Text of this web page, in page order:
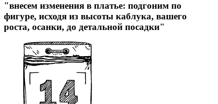
"внесем изменения в платье: подгоним по
фигуре, исходя из высоты каблука, вашего
роста, осанки, до детальной посадки"